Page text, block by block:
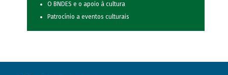
O BNDES e o apoio à cultura
Patrocínio a eventos culturais